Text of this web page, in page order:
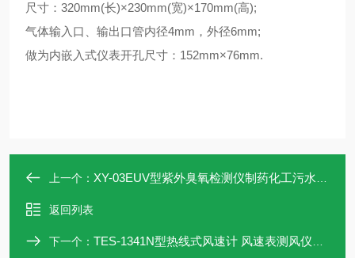
尺寸：320mm(长)×230mm(宽)×170mm(高);
气体输入口、输出口管内径4mm，外径6mm;
做为内嵌入式仪表开孔尺寸：152mm×76mm.
上一个： XY-03EUV型紫外臭氧检测仪制药化工污水处理
返回列表
下一个： TES-1341N型热线式风速计 风速表测风仪厂家